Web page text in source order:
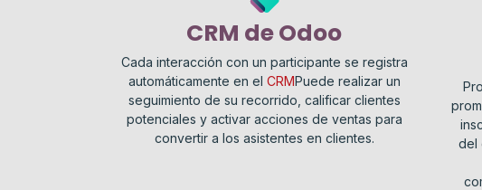
CRM de Odoo
Cada interacción con un participante se registra
automáticamente en el CRMPuede realizar un
seguimiento de su recorrido, calificar clientes
potenciales y activar acciones de ventas para
convertir a los asistentes en clientes.
del